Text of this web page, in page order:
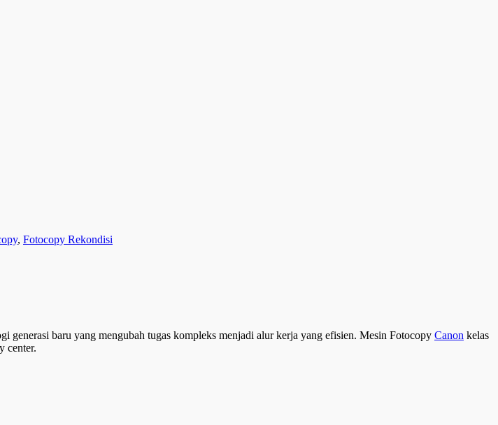
, Fotocopy Rekondisi
baru yang mengubah tugas kompleks menjadi alur kerja yang efisien. Mesin Fotocopy Canon kelas
center.